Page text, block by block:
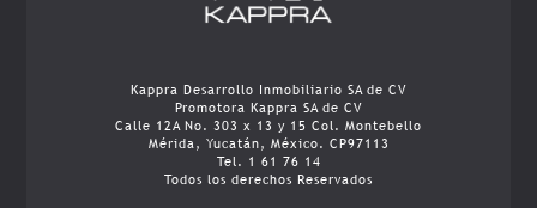
Kappra Desarrollo Inmobiliario SA de CV
Promotora Kappra SA de CV
Calle 12A No. 303 x 13 y 15 Col. Montebello
Mérida, Yucatán, México. CP97113
Tel. 1 61 76 14
Todos los derechos Reservados